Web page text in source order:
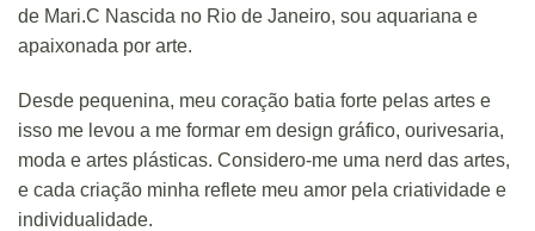
de Mari.C Nascida no Rio de Janeiro, sou aquariana e
apaixonada por arte.
Desde pequenina, meu coração batia forte pelas artes e
isso me levou a me formar em design gráfico, ourivesaria,
moda e artes plásticas. Considero-me uma nerd das artes,
e cada criação minha reflete meu amor pela criatividade e
individualidade.